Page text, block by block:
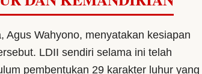
Agus Wahyono, menyatakan kesiapan
LDII sendiri selama ini telah
pembentukan 29 karakter luhur yang